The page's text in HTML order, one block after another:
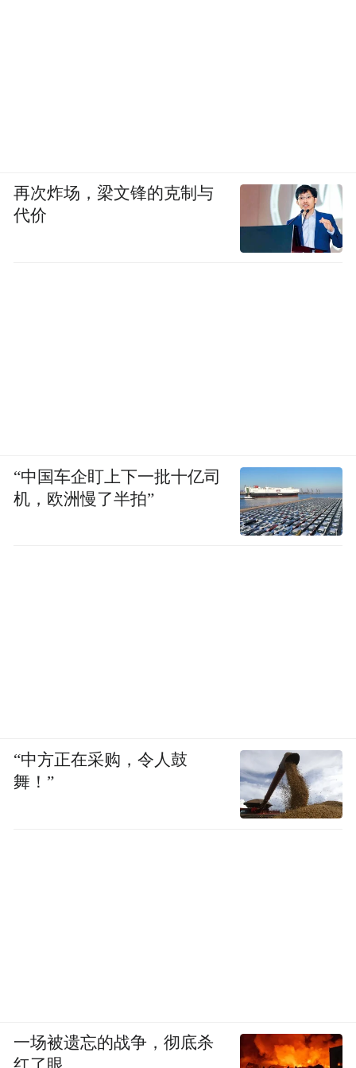
再次炸场，梁文锋的克制与
代价
“中国车企盯上下一批十亿司
机，欧洲慢了半拍”
“中方正在采购，令人鼓
舞！”
一场被遗忘的战争，彻底杀